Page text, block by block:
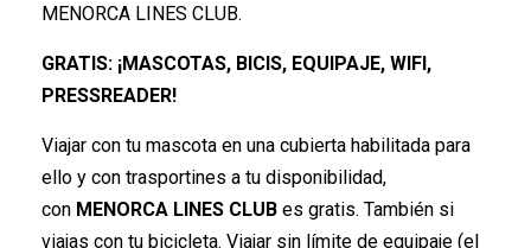
MENORCA LINES CLUB.
GRATIS: ¡MASCOTAS, BICIS, EQUIPAJE, WIFI,
PRESSREADER!
Viajar con tu mascota en una cubierta habilitada para
ello y con trasportines a tu disponibilidad,
con MENORCA LINES CLUB es gratis. También si
viajas con tu bicicleta. Viajar sin límite de equipaje (el